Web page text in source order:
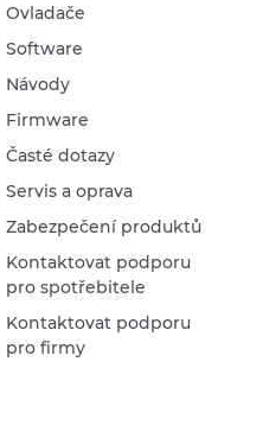
Ovladače
Software
Návody
Firmware
Časté dotazy
Servis a oprava
Zabezpečení produktů
Kontaktovat podporu
pro spotřebitele
Kontaktovat podporu
pro firmy